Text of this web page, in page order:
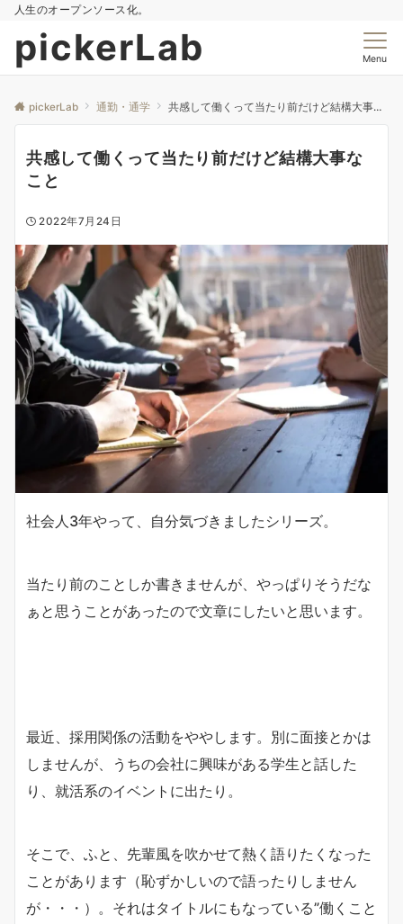
人生のオープンソース化。
pickerLab Menu
pickerLab 通勤・通学 共感して働くって当たり前だけど結構大事なこと
共感して働くって当たり前だけど結構大事な
こと
2022年7月24日
社会人3年やって、自分気づきましたシリーズ。
当たり前のことしか書きませんが、やっぱりそうだな
ぁと思うことがあったので文章にしたいと思います。
最近、採用関係の活動をややします。別に面接とかは
しませんが、うちの会社に興味がある学生と話した
り、就活系のイベントに出たり。
そこで、ふと、先輩風を吹かせて熱く語りたくなった
ことがあります（恥ずかしいので語ったりしません
が・・・）。それはタイトルにもなっている”働くこと